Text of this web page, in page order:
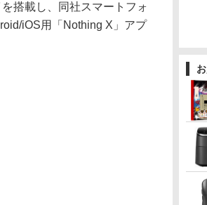
搭載し、同社スマートフォ
iOS用「Nothing X」アプ